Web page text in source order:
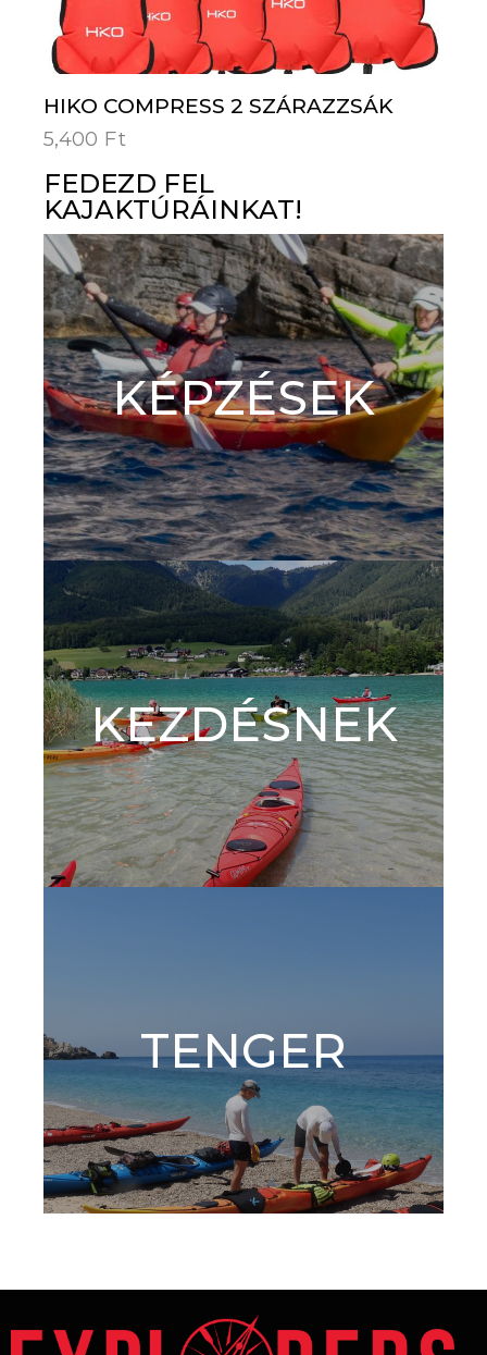
HIKO COMPRESS 2 SZÁRAZZSÁK
5,400 Ft
FEDEZD FEL
KAJAKTÚRÁINKAT!
KÉPZÉSEK
KEZDÉSNEK
TENGER